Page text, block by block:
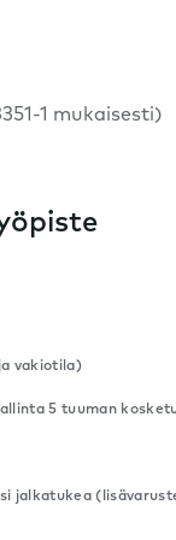
1 mukaisesti)
vakiotila)
5 tuuman
jalkatukea